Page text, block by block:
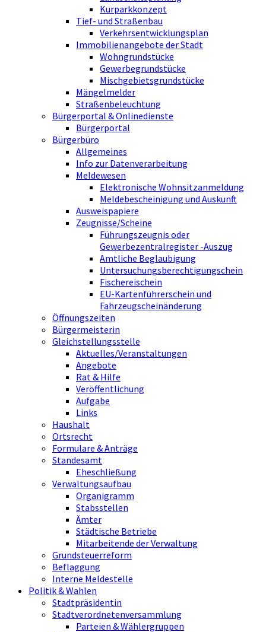
Kurparkkonzept
Tief- und Straßenbau
Verkehrsentwicklungsplan
Immobilienangebote der Stadt
Wohngrundstücke
Gewerbegrundstücke
Mischgebietsgrundstücke
Mängelmelder
Straßenbeleuchtung
Bürgerportal & Onlinedienste
Bürgerportal
Bürgerbüro
Allgemeines
Info zur Datenverarbeitung
Meldewesen
Elektronische Wohnsitzanmeldung
Meldebescheinigung und Auskunft
Ausweispapiere
Zeugnisse/Scheine
Führungszeugnis oder
Gewerbezentralregister -Auszug
Amtliche Beglaubigung
Untersuchungsberechtigungschein
Fischereischein
EU-Kartenführerschein und
Fahrzeugscheinänderung
Öffnungszeiten
Bürgermeisterin
Gleichstellungsstelle
Aktuelles/Veranstaltungen
Angebote
Rat & Hilfe
Veröffentlichung
Aufgabe
Links
Haushalt
Ortsrecht
Formulare & Anträge
Standesamt
Eheschließung
Verwaltungsaufbau
Organigramm
Stabsstellen
Ämter
Städtische Betriebe
Mitarbeitende der Verwaltung
Grundsteuerreform
Beflaggung
Interne Meldestelle
Politik & Wahlen
Stadtpräsidentin
Stadtverordnetenversammlung
Parteien & Wählergruppen